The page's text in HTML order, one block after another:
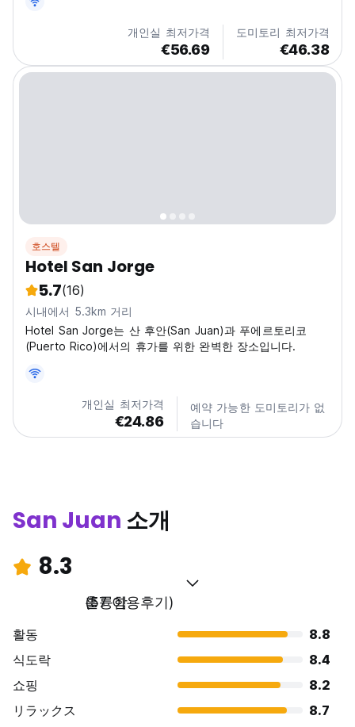
개인실 최저가격
€56.69
도미토리 최저가격
€46.38
호스텔
Hotel San Jorge
5.7(16)
시내에서 5.3km 거리
Hotel San Jorge는 산 후안(San Juan)과 푸에르토리코
(Puerto Rico)에서의 휴가를 위한 완벽한 장소입니다.
개인실 최저가격
€24.86
예약 가능한 도미토리가 없
습니다
San Juan 소개
8.3
훌륭함
(57 이용후기)
활동
8.8
식도락
8.4
쇼핑
8.2
リラックス
8.7